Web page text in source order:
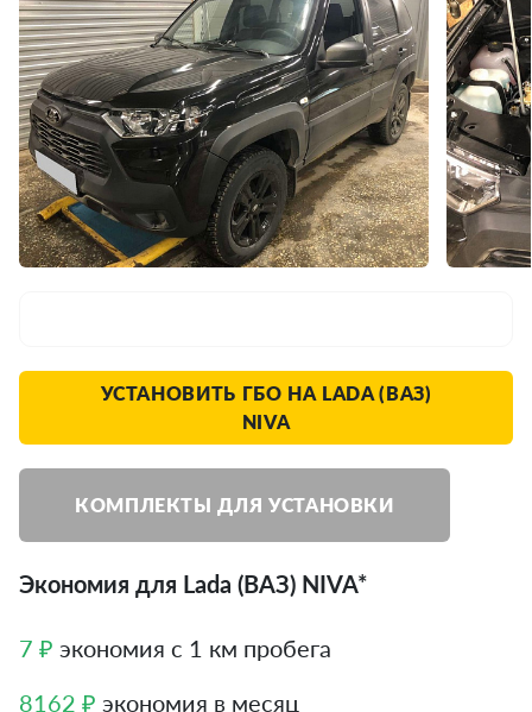
УСТАНОВИТЬ ГБО НА LADA (ВАЗ)
NIVA
КОМПЛЕКТЫ ДЛЯ УСТАНОВКИ
Экономия для Lada (ВАЗ) NIVA*
7 ₽ экономия с 1 км пробега
8162 ₽ экономия в месяц